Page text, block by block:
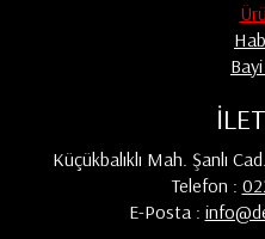
Küçükbalıklı Mah. Şanlı
Telefon :
E-Posta :